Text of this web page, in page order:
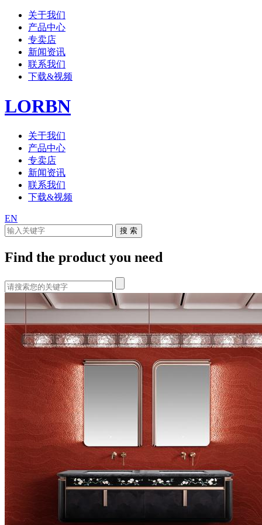
关于我们
产品中心
专卖店
新闻资讯
联系我们
下载&视频
LORBN
关于我们
产品中心
专卖店
新闻资讯
联系我们
下载&视频
EN
Find the product you need